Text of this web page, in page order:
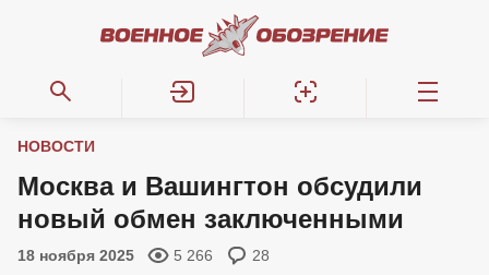
НОВОСТИ
Москва и Вашингтон обсудили
новый обмен заключенными
18 ноября 2025 5 266 28